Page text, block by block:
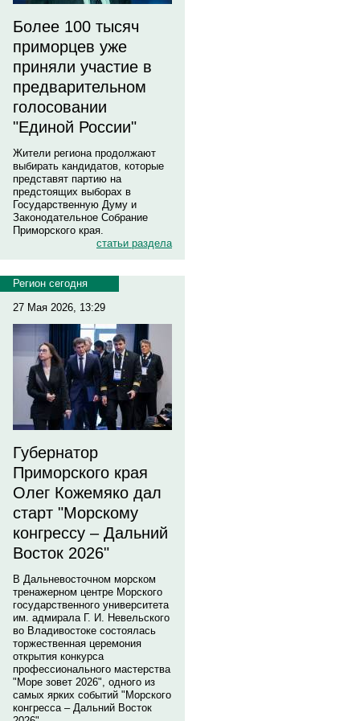
Более 100 тысяч
приморцев уже
приняли участие в
предварительном
голосовании
"Единой России"
Жители региона продолжают
выбирать кандидатов, которые
представят партию на
предстоящих выборах в
Государственную Думу и
Законодательное Собрание
Приморского края.
статьи раздела
Регион сегодня
27 Мая 2026, 13:29
Губернатор
Приморского края
Олег Кожемяко дал
старт "Морскому
конгрессу – Дальний
Восток 2026"
В Дальневосточном морском
тренажерном центре Морского
государственного университета
им. адмирала Г. И. Невельского
во Владивостоке состоялась
торжественная церемония
открытия конкурса
профессионального мастерства
"Море зовет 2026", одного из
самых ярких событий "Морского
конгресса – Дальний Восток